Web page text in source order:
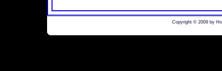
Copyright © 2009 by